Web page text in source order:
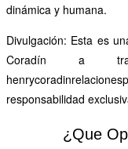
dinámica y humana.
Divulgación: Esta es
Coradín a
responsabilidad
¿Que